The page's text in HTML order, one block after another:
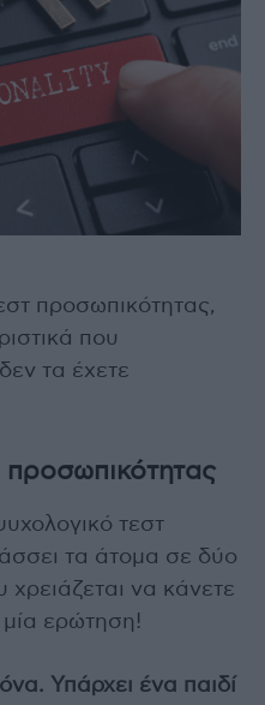
προσωπικότητας,
που
τα έχετε
προσωπικότητας
τεστ
τα άτομα σε δύο
να κάνετε
μία ερώτηση!
Υπάρχει ένα παιδί